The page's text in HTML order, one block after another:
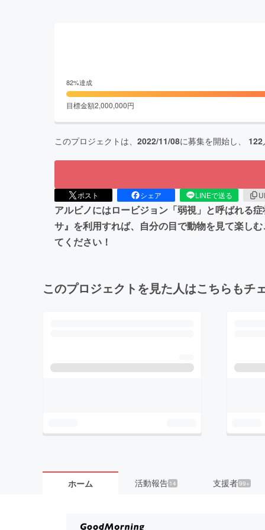
82%達成
目標金額2,000,000円
このプロジェクトは、 2022/11/08に募集を開始し、 122
ポスト シェア LINEで送る
アルビノにはロービジョン「弱視」と呼ばれる
サ』を利用すれば、自分の目で動物を見て楽し
てください！
このプロジェクトを見た人はこちらもチ
ホーム 活動報告 14 支援者99+